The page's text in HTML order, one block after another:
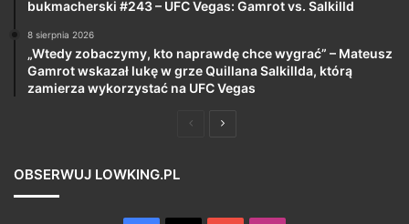
bukmacherski #243 – UFC Vegas: Gamrot vs. Salkilld
8 sierpnia 2026
„Wtedy zobaczymy, kto naprawdę chce wygrać” – Mateusz
Gamrot wskazał lukę w grze Quillana Salkillda, którą
zamierza wykorzystać na UFC Vegas
PoprzedniaNastępna
OBSERWUJ LOWKING.PL